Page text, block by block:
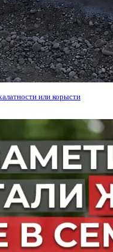
или корысти